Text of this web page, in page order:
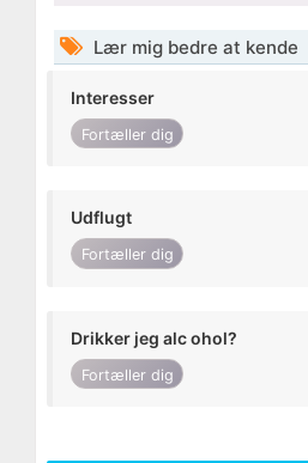
Lær mig bedre at kende
Interesser
Fortæller dig
Udflugt
Fortæller dig
Drikker jeg alc ohol?
Fortæller dig